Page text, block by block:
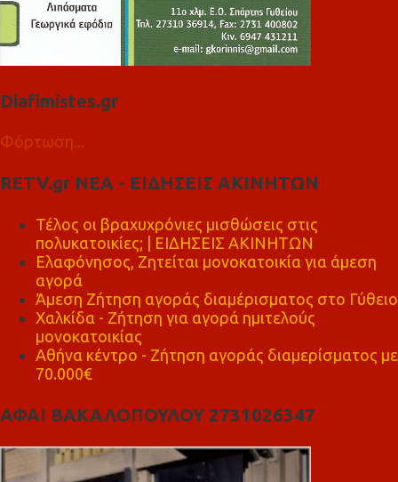
Diafimistes.gr
Φόρτωση...
RETV.gr ΝΕΑ - ΕΙΔΗΣΕΙΣ ΑΚΙΝΗΤΩΝ
Τέλος οι βραχυχρόνιες μισθώσεις στις
πολυκατοικίες; | ΕΙΔΗΣΕΙΣ ΑΚΙΝΗΤΩΝ
Ελαφόνησος, Ζητείται μονοκατοικία για άμεση
αγορά
Άμεση Ζήτηση αγοράς διαμέρισματος στο Γύθειο
Χαλκίδα - Ζήτηση για αγορά ημιτελούς
μονοκατοικίας
Αθήνα κέντρο - Ζήτηση αγοράς διαμερίσματος με
70.000€
ΑΦΑΙ ΒΑΚΑΛΟΠΟΥΛΟΥ 2731026347